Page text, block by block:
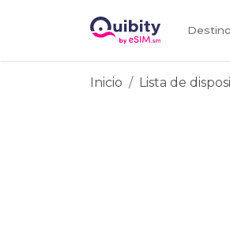
Inicio Lista de